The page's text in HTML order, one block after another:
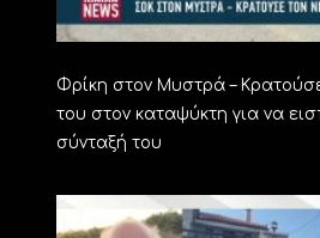
Φρίκη στον Μυστρά –
του στον καταψύκτη για να
σύνταξή του